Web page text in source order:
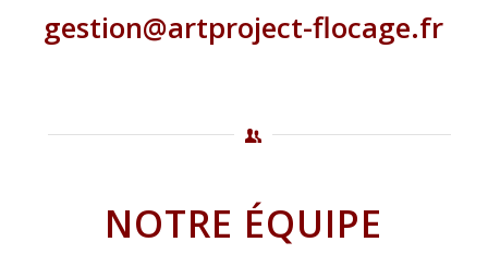
gestion@artproject-flocage.fr
NOTRE ÉQUIPE